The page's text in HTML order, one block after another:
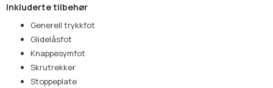
Inkluderte tilbehør
Generell trykkfot
Glidelåsfot
Knappesymfot
Skrutrekker
Stoppeplate